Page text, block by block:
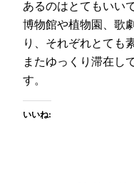
あるのはとてもいい
博物館や植物園、歌
り、それぞれとても
またゆっくり滞在し
す。
いいね: